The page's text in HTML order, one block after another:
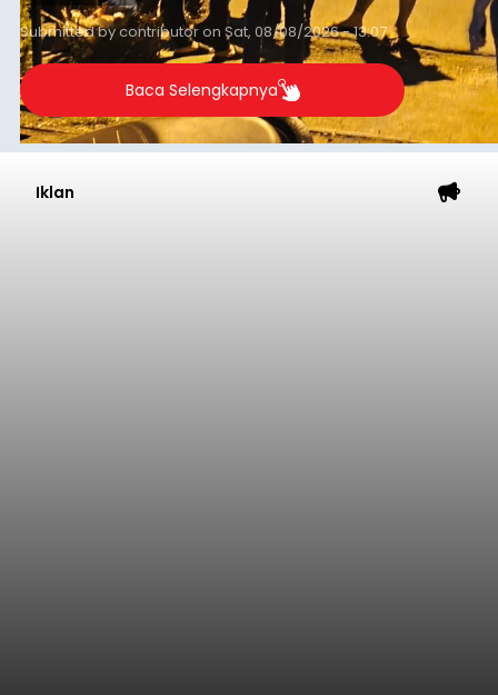
Submitted bycontributoron Sat, 08/08/2026 - 13:07
Baca Selengkapnya
Iklan